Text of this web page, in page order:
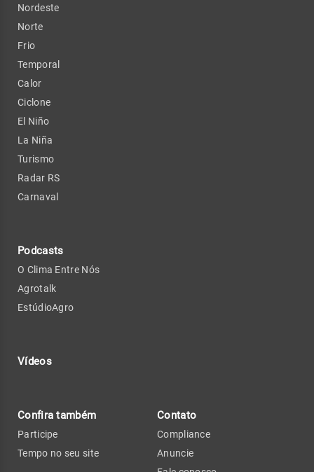
Nordeste
Norte
Frio
Temporal
Calor
Ciclone
El Niño
La Niña
Turismo
Radar RS
Carnaval
Podcasts
O Clima Entre Nós
Agrotalk
EstúdioAgro
Vídeos
Confira também
Participe
Tempo no seu site
Contato
Compliance
Anuncie